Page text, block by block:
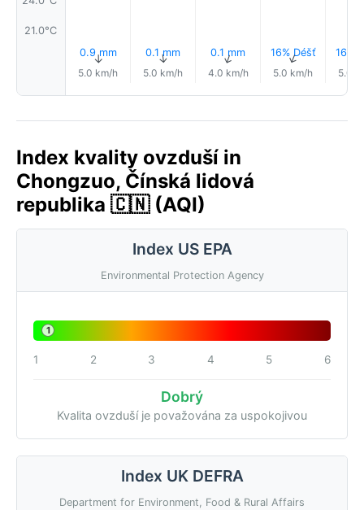
21.0°C
0.9 mm
↑
5.0 km/h
0.1 mm
↑
5.0 km/h
0.1 mm
↑
4.0 km/h
16% Déšť
↑
5.0 km/h
16%
5.0
Index kvality ovzduší in
Chongzuo, Čínská lidová
republika 🇨🇳 (AQI)
Index US EPA
Environmental Protection Agency
1
1 2 3 4 5 6
Dobrý
Kvalita ovzduší je považována za uspokojivou
Index UK DEFRA
Department for Environment, Food & Rural Affairs